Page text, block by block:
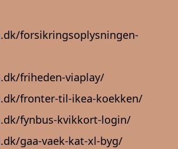
forsikringsoplysningen-
friheden-viaplay/
fronter-til-ikea-koekken/
fynbus-kvikkort-login/
gaa-vaek-kat-xl-byg/